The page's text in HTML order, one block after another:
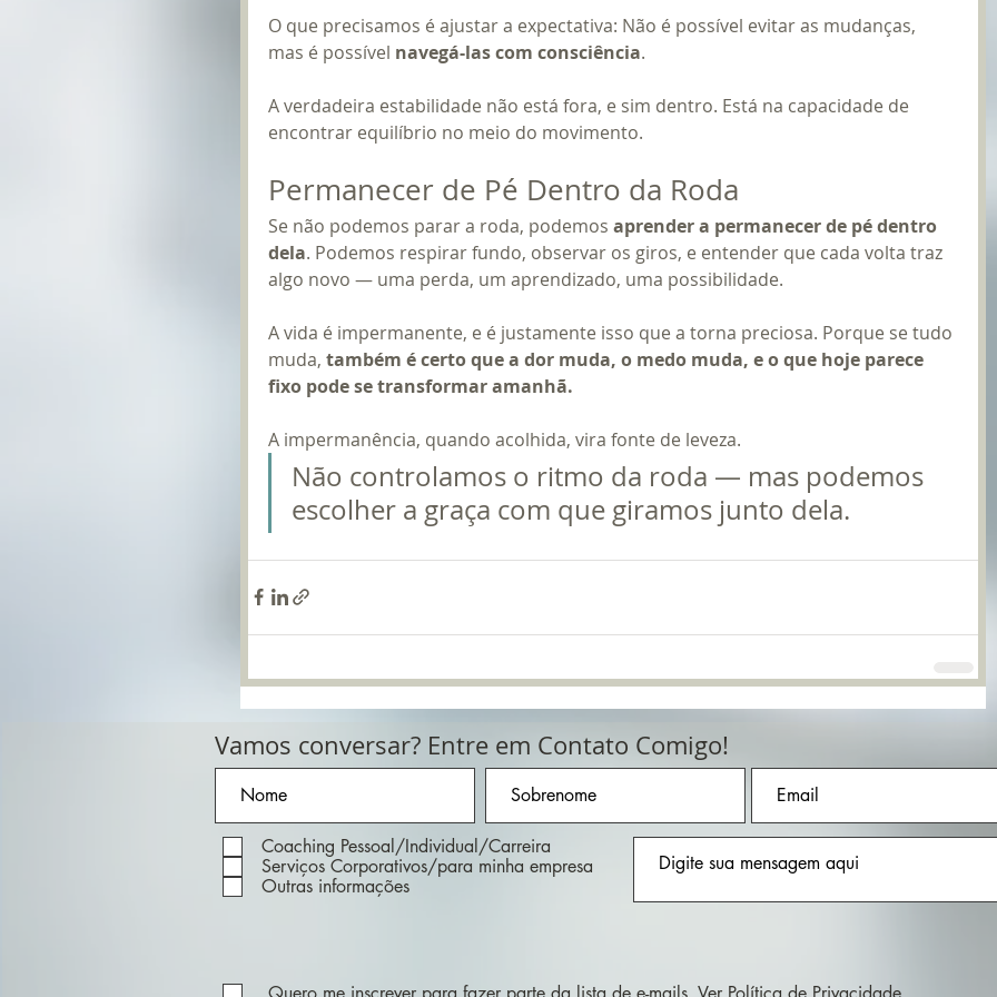
O que precisamos é ajustar a expectativa: Não é possível evitar as mudanças,
mas é possível navegá-las com consciência.
A verdadeira estabilidade não está fora, e sim dentro. Está na capacidade de
encontrar equilíbrio no meio do movimento.
Permanecer de Pé Dentro da Roda
Se não podemos parar a roda, podemos aprender a permanecer de pé dentro
dela. Podemos respirar fundo, observar os giros, e entender que cada volta traz
algo novo — uma perda, um aprendizado, uma possibilidade.
A vida é impermanente, e é justamente isso que a torna preciosa. Porque se tudo
muda, também é certo que a dor muda, o medo muda, e o que hoje parece
fixo pode se transformar amanhã.
A impermanência, quando acolhida, vira fonte de leveza.
Não controlamos o ritmo da roda — mas podemos
escolher a graça com que giramos junto dela.
Vamos conversar? Entre em Contato Comigo!
Coaching Pessoal/Individual/Carreira
Serviços Corporativos/para minha empresa
Outras informações